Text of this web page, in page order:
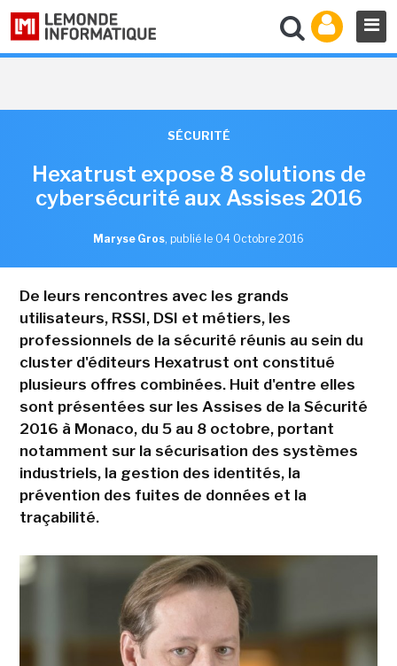
SÉCURITÉ
Hexatrust expose 8 solutions de
cybersécurité aux Assises 2016
Maryse Gros, publié le 04 Octobre 2016
De leurs rencontres avec les grands
utilisateurs, RSSI, DSI et métiers, les
professionnels de la sécurité réunis au sein du
cluster d'éditeurs Hexatrust ont constitué
plusieurs offres combinées. Huit d'entre elles
sont présentées sur les Assises de la Sécurité
2016 à Monaco, du 5 au 8 octobre, portant
notamment sur la sécurisation des systèmes
industriels, la gestion des identités, la
prévention des fuites de données et la
traçabilité.